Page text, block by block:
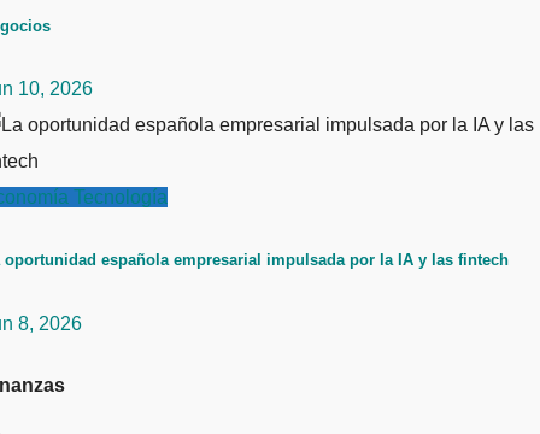
10, 2026
Tecnología
oportunidad española empresarial impulsada por la IA y las fintech
8, 2026